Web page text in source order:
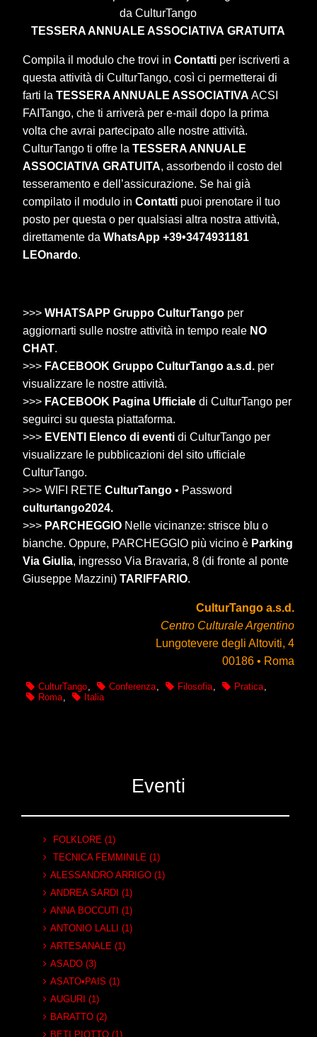
da CulturTango
TESSERA ANNUALE ASSOCIATIVA GRATUITA
Compila il modulo che trovi inContatti per iscriverti a
questa attività di CulturTango, così ci permetterai di
farti laTESSERA ANNUALE ASSOCIATIVA ACSI
FAITango, che ti arriverà per e-mail dopo la prima
volta che avrai partecipato alle nostre attività.
CulturTango ti offre laTESSERA ANNUALE
ASSOCIATIVA GRATUITA, assorbendo il costo del
tesseramento e dell’assicurazione. Se hai già
compilato il modulo inContatti puoi prenotare il tuo
posto per questa o per qualsiasi altra nostra attività,
direttamente da WhatsApp +39•3474931181
LEOnardo.
>>>WHATSAPP Gruppo CulturTango per
aggiornarti sulle nostre attività in tempo reale NO
CHAT.
>>> FACEBOOK Gruppo CulturTango a.s.d. per
visualizzare le nostre attività.
>>> FACEBOOK Pagina Ufficiale di CulturTango per
seguirci su questa piattaforma.
>>> EVENTI Elenco di eventi di CulturTango per
visualizzare le pubblicazioni del sito ufficiale
CulturTango.
>>> WIFI RETECulturTango • Password
culturtango2024.
>>> PARCHEGGIO Nelle vicinanze: strisce blu o
bianche. Oppure, PARCHEGGIO più vicino è Parking
Via Giulia, ingresso Via Bravaria, 8 (di fronte al ponte
Giuseppe Mazzini)TARIFFARIO.
CulturTango a.s.d.
Centro Culturale Argentino
Lungotevere degli Altoviti, 4
00186 • Roma
CulturTango, Conferenza, Filosofia, Pratica,
Roma, Italia
Eventi
FOLKLORE (1)
TECNICA FEMMINILE (1)
ALESSANDRO ARRIGO (1)
ANDREA SARDI (1)
ANNA BOCCUTI (1)
ANTONIO LALLI (1)
ARTESANALE (1)
ASADO (3)
ASATO•PAIS (1)
AUGURI (1)
BARATTO (2)
BETI PIOTTO (1)